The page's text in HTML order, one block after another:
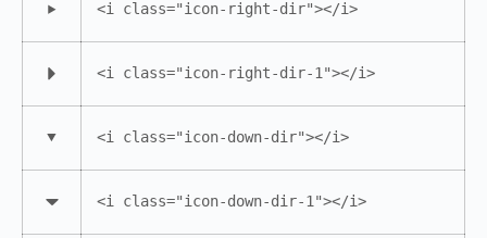
<i class="icon-right-dir"></i>
<i class="icon-right-dir-1"></i>
<i class="icon-down-dir"></i>
<i class="icon-down-dir-1"></i>